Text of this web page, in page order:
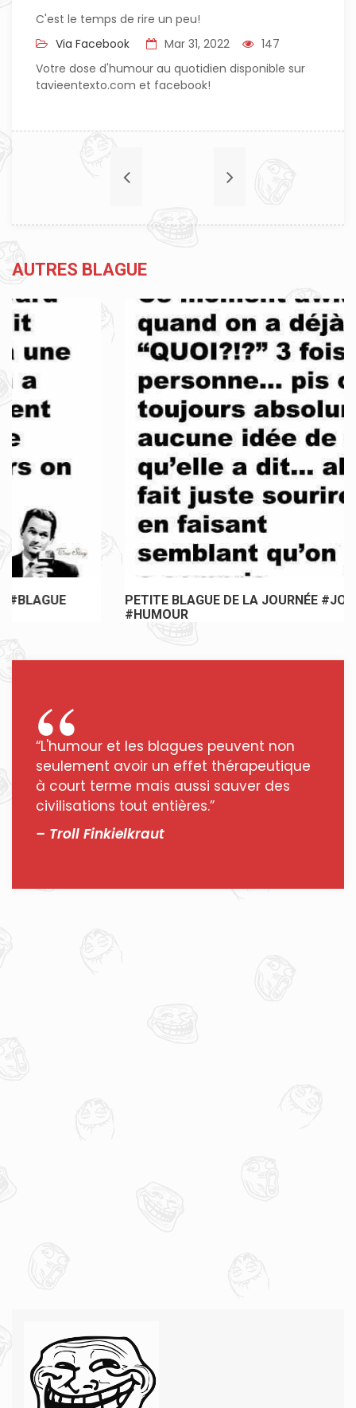
C'est le temps de rire un peu!
Via Facebook
Mar 31, 2022
147
Votre dose d'humour au quotidien disponible sur
tavieentexto.com et facebook!
AUTRES BLAGUE
PETITE BLAGUE DE LA JOURNÉE #JOKE #BLAGUE
“L'humour et les blagues peuvent non
seulement avoir un effet thérapeutique
à court terme mais aussi sauver des
civilisations tout entières.”
– Troll Finkielkraut